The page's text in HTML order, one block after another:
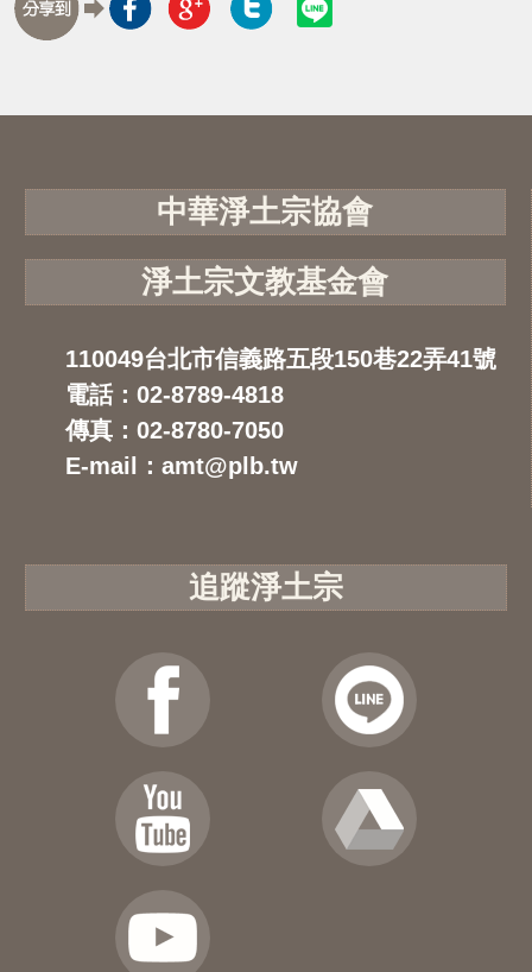
中華淨土宗協會
淨土宗文教基金會
110049台北市信義路五段150巷22弄41號
電話：02-8789-4818
傳真：02-8780-7050
E-mail：amt@plb.tw
追蹤淨土宗